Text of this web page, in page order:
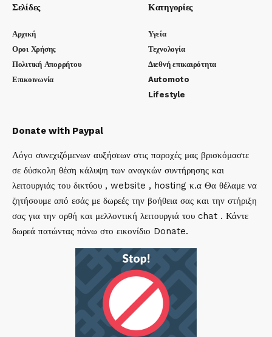
Σελίδες
Αρχική
Οροι Χρήσης
Πολιτική Απορρήτου
Επικοινωνία
Κατηγορίες
Υγεία
Τεχνολογία
Διεθνή επικαιρότητα
Automoto
Lifestyle
Donate with Paypal
Λόγο συνεχιζόμενων αυξήσεων στις παροχές μας βρισκόμαστε
σε δύσκολη θέση κάλυψη των αναγκών συντήρησης και
λειτουργιάς του δικτύου , website , hosting κ.α Θα θέλαμε να
ζητήσουμε από εσάς με δωρεές την βοήθεια σας και την στήριξη
σας για την ορθή και μελλοντική λειτουργιά του chat . Κάντε
δωρεά πατώντας πάνω στο εικονίδιο Donate.